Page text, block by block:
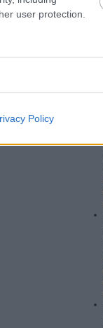
user protection.
Policy